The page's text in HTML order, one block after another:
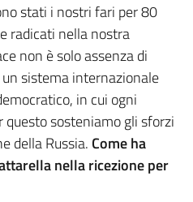
stati i nostri fari per 80
radicati nella nostra
non è solo assenza di
sistema internazionale
in cui ogni
sosteniamo gli sforzi
della Russia. Come ha
nella ricezione per